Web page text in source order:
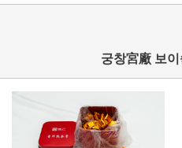
궁창宮廠 보